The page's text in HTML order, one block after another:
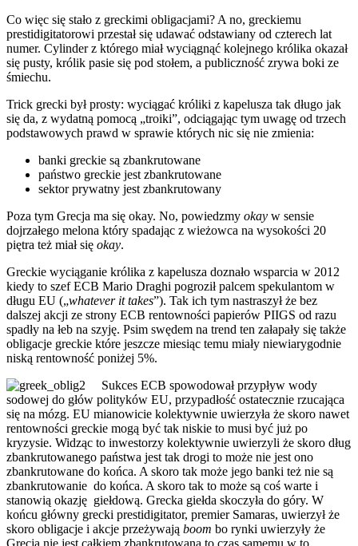
Co więc się stało z greckimi obligacjami? A no, greckiemu
prestidigitatorowi przestał się udawać odstawiany od czterech lat
numer. Cylinder z którego miał wyciągnąć kolejnego królika okazał
się pusty, królik pasie się pod stołem, a publiczność zrywa boki ze
śmiechu.
Trick grecki był prosty: wyciągać króliki z kapelusza tak długo jak
się da, z wydatną pomocą „troiki”, odciągając tym uwagę od trzech
podstawowych prawd w sprawie których nic się nie zmienia:
banki greckie są zbankrutowane
państwo greckie jest zbankrutowane
sektor prywatny jest zbankrutowany
Poza tym Grecja ma się okay. No, powiedzmy okay w sensie
dojrzałego melona który spadając z wieżowca na wysokości 20
piętra też miał się okay.
Greckie wyciąganie królika z kapelusza doznało wsparcia w 2012
kiedy to szef ECB Mario Draghi pogroził palcem spekulantom w
długu EU („whatever it takes”). Tak ich tym nastraszył że bez
dalszej akcji ze strony ECB rentowności papierów PIIGS od razu
spadły na łeb na szyję. Psim swędem na trend ten załapały się także
obligacje greckie które jeszcze miesiąc temu miały niewiarygodnie
niską rentowność poniżej 5%.
Sukces ECB spowodował przypływ wody
sodowej do głów polityków EU, przypadłość ostatecznie rzucająca
się na mózg. EU mianowicie kolektywnie uwierzyła że skoro nawet
rentowności greckie mogą być tak niskie to musi być już po
kryzysie. Widząc to inwestorzy kolektywnie uwierzyli że skoro dług
zbankrutowanego państwa jest tak drogi to może nie jest ono
zbankrutowane do końca. A skoro tak może jego banki też nie są
zbankrutowanie do końca. A skoro tak to może są coś warte i
stanowią okazję giełdową. Grecka giełda skoczyła do góry. W
końcu główny grecki prestidigitator, premier Samaras, uwierzył że
skoro obligacje i akcje przeżywają boom bo rynki uwierzyły że
Grecja nie jest całkiem zbankrutowana to czas samemu w to